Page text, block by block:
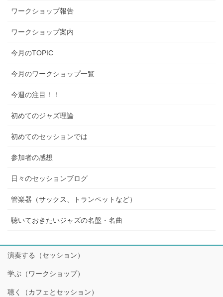
ワークショップ報告
ワークショップ案内
今月のTOPIC
今月のワークショップ一覧
今週の注目！！
初めてのジャズ理論
初めてのセッションでは
参加者の感想
日々のセッションブログ
管楽器（サックス、トランペットなど）
聴いておきたいジャズの名盤・名曲
演奏する（セッション）
学ぶ（ワークショップ）
聴く（カフェとセッション）